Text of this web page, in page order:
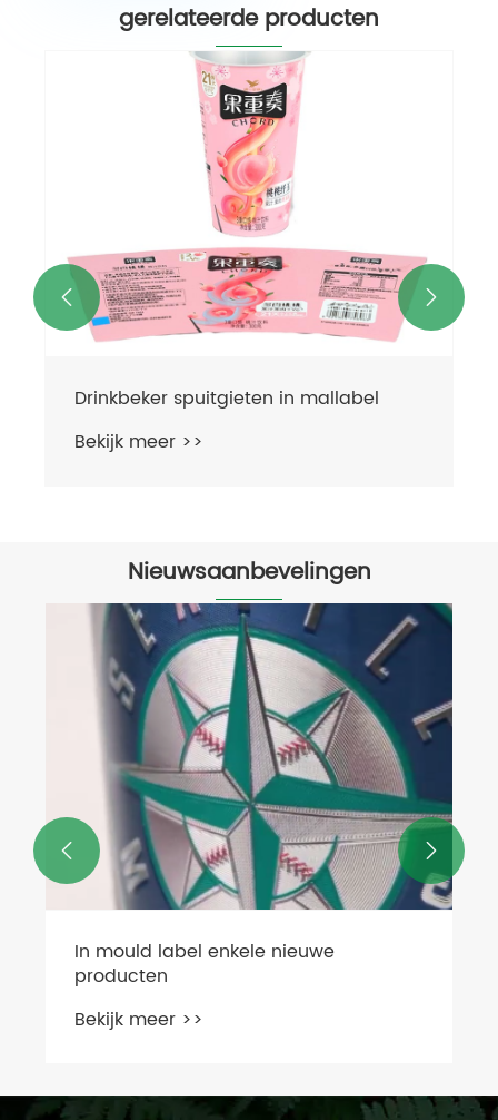
gerelateerde producten
Plastic beker spuitgieten 3D in
 
Nieuwsaanbevelingen
YZY kan innovatieve technieken
gebruiken om 3D-effectlabels met het
Bekijk meer >>
 